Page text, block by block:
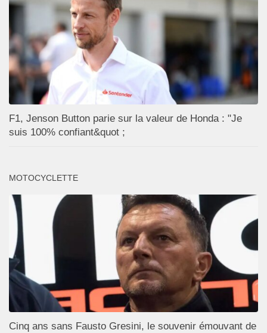
F1, Jenson Button parie sur la valeur de Honda : "Je
suis 100% confiant&quot ;
MOTOCYCLETTE
Cinq ans sans Fausto Gresini, le souvenir émouvant de